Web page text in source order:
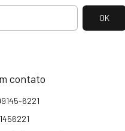
contato
6221